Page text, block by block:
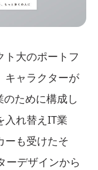
ト大のポートフ
キャラクターが
ために構成し
入れ替えIT業
ーも受けたそ
ーデザインから